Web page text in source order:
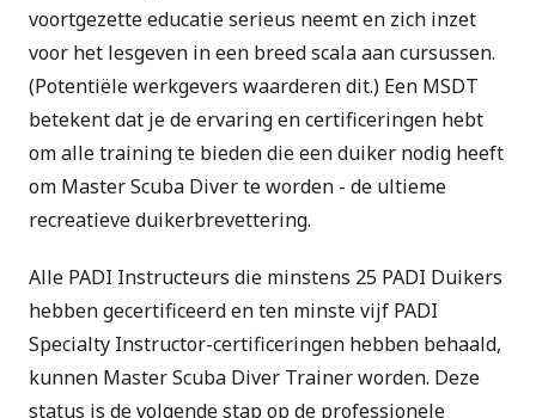
voortgezette educatie serieus neemt en zich inzet
voor het lesgeven in een breed scala aan cursussen.
(Potentiële werkgevers waarderen dit.) Een MSDT
betekent dat je de ervaring en certificeringen hebt
om alle training te bieden die een duiker nodig heeft
om Master Scuba Diver te worden - de ultieme
recreatieve duikerbrevettering.
Alle PADI Instructeurs die minstens 25 PADI Duikers
hebben gecertificeerd en ten minste vijf PADI
Specialty Instructor-certificeringen hebben behaald,
kunnen Master Scuba Diver Trainer worden. Deze
status is de volgende stap op de professionele